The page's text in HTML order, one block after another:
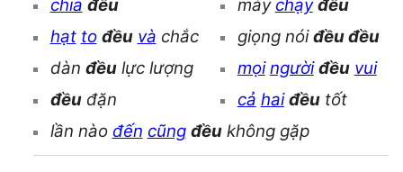
chia đều
hạt to đều và chắc
dàn đềulực lượng
đềuđặn
máy chạy đều
giọng nóiđều đều
mọi người đều vui
cả hai đềutốt
lần nào đến cũng đềukhông gặp